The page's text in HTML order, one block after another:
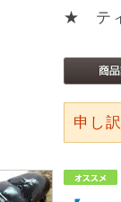
★ ティ
申し